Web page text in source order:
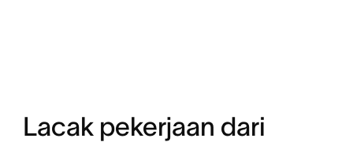
Lacak pekerjaan dari